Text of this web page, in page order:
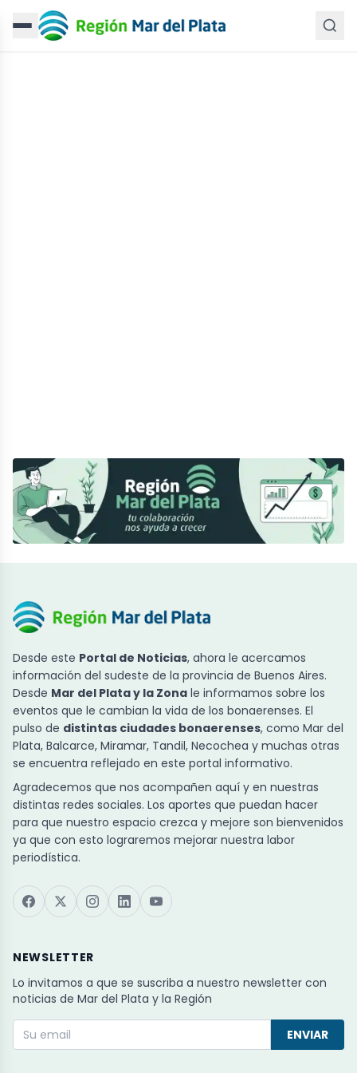
Desde este Portal de Noticias, ahora le acercamos
información del sudeste de la provincia de Buenos Aires.
Desde Mar del Plata y la Zona le informamos sobre los
eventos que le cambian la vida de los bonaerenses. El
pulso de distintas ciudades bonaerenses, como Mar del
Plata, Balcarce, Miramar, Tandil, Necochea y muchas otras
se encuentra reflejado en este portal informativo.
Agradecemos que nos acompañen aquí y en nuestras
distintas redes sociales. Los aportes que puedan hacer
para que nuestro espacio crezca y mejore son bienvenidos
ya que con esto lograremos mejorar nuestra labor
periodística.
NEWSLETTER
Lo invitamos a que se suscriba a nuestro newsletter con
noticias de Mar del Plata y la Región
ENVIAR